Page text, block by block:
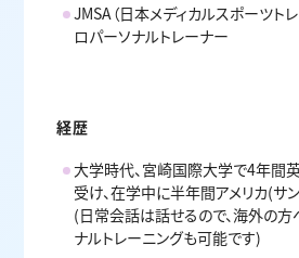
JMSA（日本メディカルスポーツト
ロパーソナルトレーナー
経歴
大学時代、︎宮崎国際大学で4年間
受け、在学中に半年間アメリカ(サ
(日常会話は話せるので、海外の
ナルトレーニングも可能です)